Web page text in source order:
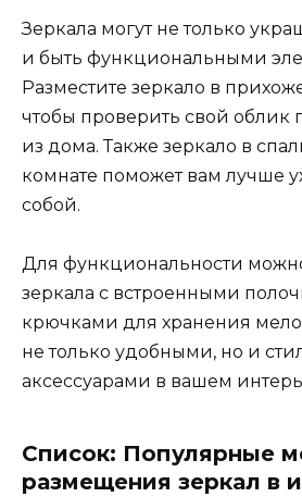
Зеркала могут не только
и быть функциональными
Разместите зеркало в
чтобы проверить свой облик
из дома. Также зеркало в
комнате поможет вам лучше
собой.
Для функциональности
зеркала с встроенными
крючками для хранения
не только удобными, но и
аксессуарами в вашем
Список: Популярные
размещения зеркал в